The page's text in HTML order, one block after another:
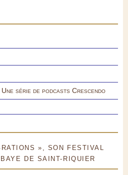
série de podcasts Crescendo
», SON FESTIVAL
DE SAINT-RIQUIER